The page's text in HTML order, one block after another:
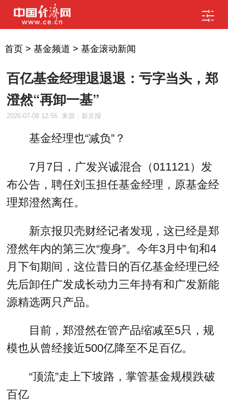
首页> 基金频道 > 基金滚动新闻
百亿基金经理退退退：亏字当头，郑
澄然“再卸一基”
2026-07-08 12:56 来源：新京报
基金经理也“减负”？
7月7日，广发兴诚混合（011121）发
布公告，聘任刘玉担任基金经理，原基金经
理郑澄然离任。
新京报贝壳财经记者发现，这已经是郑
澄然年内的第三次“瘦身”。今年3月中旬和4
月下旬期间，这位昔日的百亿基金经理已经
先后卸任广发成长动力三年持有和广发新能
源精选两只产品。
目前，郑澄然在管产品缩减至5只，规
模也从曾经接近500亿降至不足百亿。
“顶流”走上下坡路，掌管基金规模跌破
百亿